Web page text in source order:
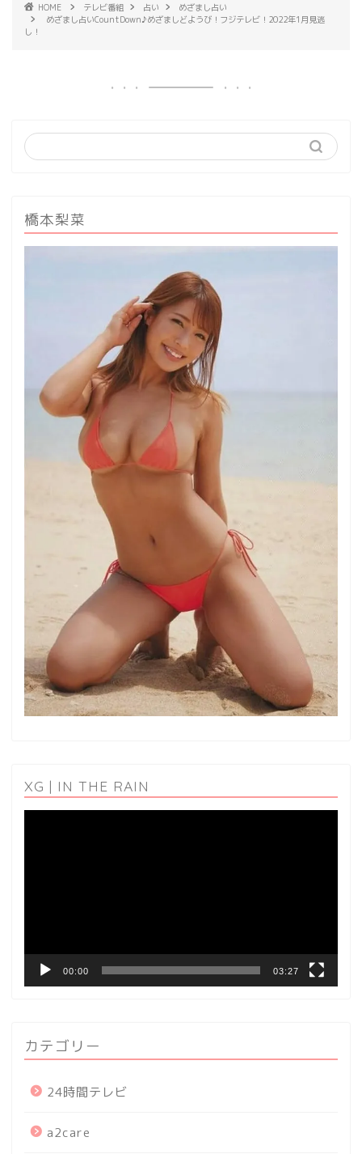
HOME テレビ番組 占い
めざまし占い
めざまし占いCountDown♪めざましどようび！フジテレビ！2022年1月見逃
し！
橋本梨菜
XG | IN THE RAIN
00:00 03:27
カテゴリー
24時間テレビ
a2care